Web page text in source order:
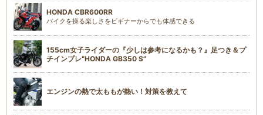
HONDA CBR600RR
バイクを操る楽しさをビギナーからでも体感できる
155cm女子ライダーの『少しは参考になるかも？』足つき＆プ
チインプレ“HONDA GB350 S”
エンジンの熱で太ももが熱い！対策を教えて